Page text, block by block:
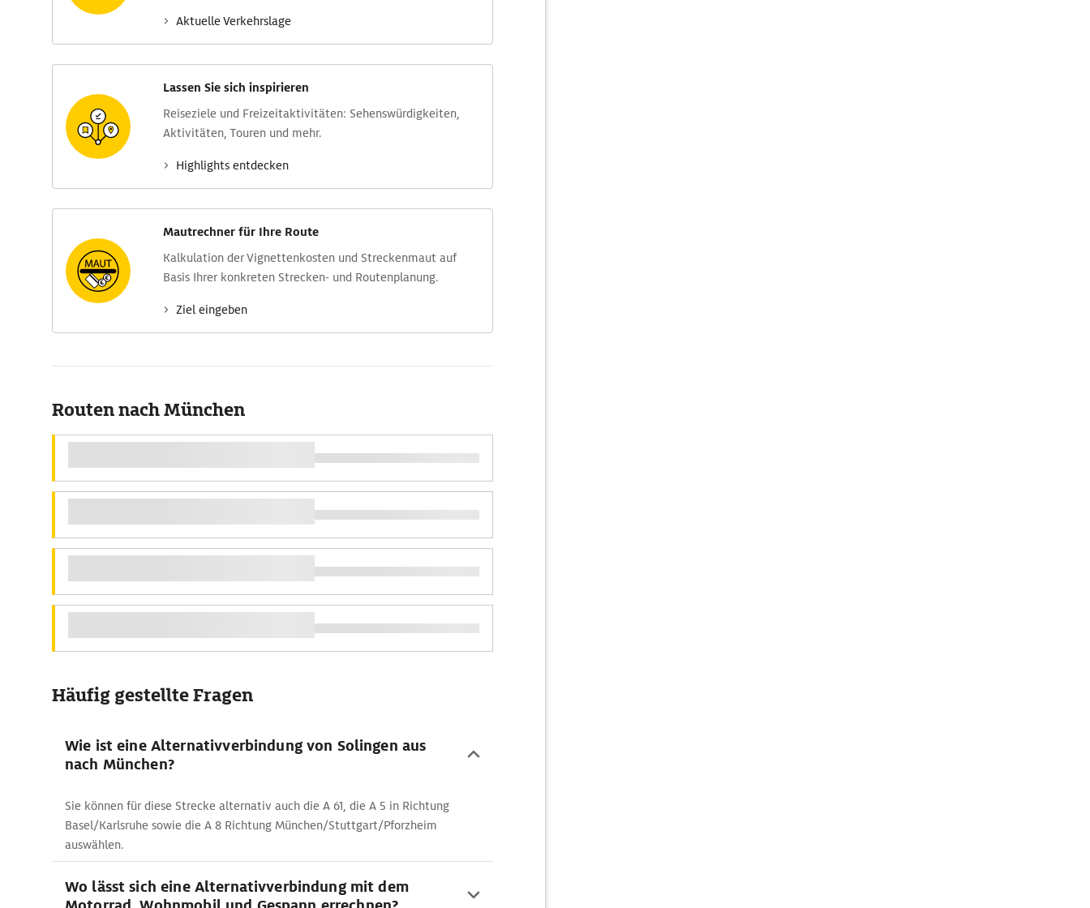
Aktuelle Verkehrs­lage
Lassen Sie sich inspirieren
Reise­ziele und Freizeit­aktivitäten: Sehens­würdig­keiten,
Aktivitäten, Touren und mehr.
Highlights entdecken
Mautrechner für Ihre Route
Kalkulation der Vignettenkosten und Streckenmaut auf
Basis Ihrer konkreten Strecken- und Routenplanung.
Ziel eingeben
Routen nach München
Häufig gestellte Fragen
Wie ist eine Alternativverbindung von Solingen aus
nach München?
Sie können für diese Strecke alternativ auch die A 61, die A 5 in Richtung
Basel/Karlsruhe sowie die A 8 Richtung München/Stuttgart/Pforzheim
auswählen.
Wo lässt sich eine Alternativverbindung mit dem